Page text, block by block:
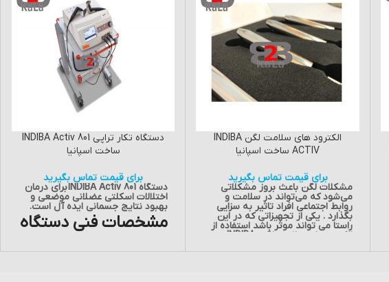
الکترود های سلامت لگن INDIBA
ACTIV ساخت اسپانیا
برای قیمت تماس بگیرید
مشکلات لگن باعث بروز مشکلاتی
می‌شود که می‌تواند در سلامت و
روابط اجتماعی افراد تاثیر به سزایی
بگذارد . یکی از تجهیزاتی که در این
راستا می تواند موثر باشد استفاده از
الکترودهای سلامت لگن INDIBA
دستگاه تکار تراپی INDIBA Activ 801
ساخت اسپانیا
برای قیمت تماس بگیرید
دستگاه INDIBA Activ 801 برای درمان
اختلالات اسکلتی عضلانی موضعی و
بهبود نتایج جسمانی ایده آل است.
مشخصات فنی دستگاه
تکار تراپی INDIBA